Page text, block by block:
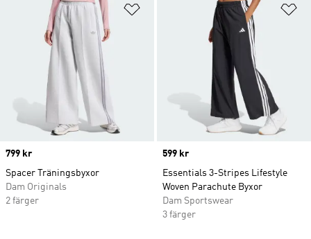
Lägg till på önskelistan
Price
799 kr
Spacer Träningsbyxor
Dam Originals
2 färger
Price
599 kr
Essentials 3-Stripes Lifestyle
Woven Parachute Byxor
Dam Sportswear
3 färger